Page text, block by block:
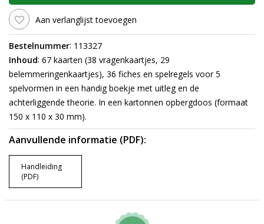
Aan verlanglijst toevoegen
Bestelnummer: 113327
Inhoud: 67 kaarten (38 vragenkaartjes, 29
belemmeringenkaartjes), 36 fiches en spelregels voor 5
spelvormen in een handig boekje met uitleg en de
achterliggende theorie. In een kartonnen opbergdoos (formaat
150 x 110 x 30 mm).
Aanvullende informatie (PDF):
Handleiding
(PDF)